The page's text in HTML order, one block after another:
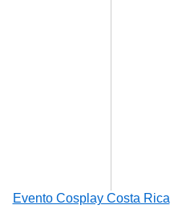
Evento Cosplay Costa Rica